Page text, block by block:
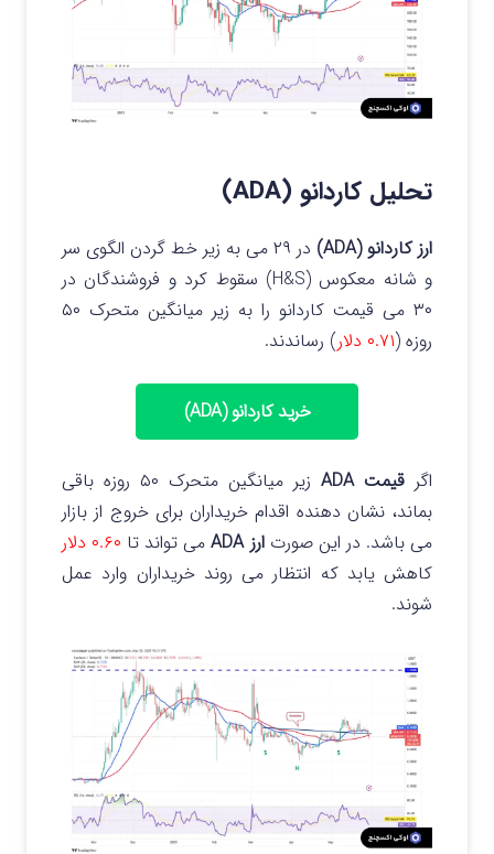
تحلیل کاردانو (ADA)
ارز کاردانو (ADA)
در ۲۹ می به زیر خط گردن الگوی سر
و شانه معکوس (H&S) سقوط کرد و فروشندگان در
۳۰ می قیمت کاردانو را به زیر میانگین متحرک ۵۰
روزه (۰.۷۱ دلار ) رساندند.
خرید کاردانو (ADA)
اگر قیمت ADA
زیر میانگین متحرک ۵۰ روزه باقی
بماند، نشان دهنده اقدام خریداران برای خروج از بازار
می باشد. در این صورتارز ADA می تواند تا ۰.۶۰ دلار
کاهش یابد که انتظار می روند خریداران وارد عمل
شوند.